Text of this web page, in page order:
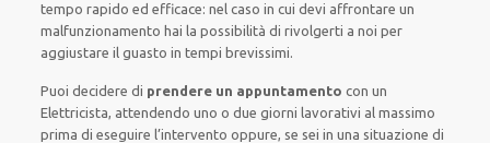
tempo rapido ed efficace: nel caso in cuidevi affrontareun
malfunzionamento hai la possibilità di rivolgerti a noi per
aggiustare ilguasto in tempi brevissimi.
Puoi decidere di prendere un appuntamento con un
Elettricista, attendendouno o due giorni lavorativi al massimo
prima dieseguire l’intervento oppure, se sei in una situazione di